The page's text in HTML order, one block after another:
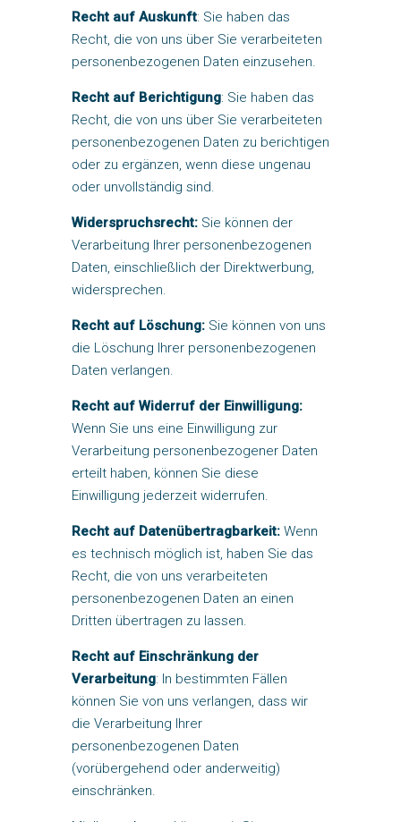
Recht auf Auskunft: Sie haben das
Recht, die von uns über Sie verarbeiteten
personenbezogenen Daten einzusehen.
Recht auf Berichtigung: Sie haben das
Recht, die von uns über Sie verarbeiteten
personenbezogenen Daten zu berichtigen
oder zu ergänzen, wenn diese ungenau
oder unvollständig sind.
Widerspruchsrecht: Sie können der
Verarbeitung Ihrer personenbezogenen
Daten, einschließlich der Direktwerbung,
widersprechen.
Recht auf Löschung: Sie können von uns
die Löschung Ihrer personenbezogenen
Daten verlangen.
Recht auf Widerruf der Einwilligung:
Wenn Sie uns eine Einwilligung zur
Verarbeitung personenbezogener Daten
erteilt haben, können Sie diese
Einwilligung jederzeit widerrufen.
Recht auf Datenübertragbarkeit: Wenn
es technisch möglich ist, haben Sie das
Recht, die von uns verarbeiteten
personenbezogenen Daten an einen
Dritten übertragen zu lassen.
Recht auf Einschränkung der
Verarbeitung: In bestimmten Fällen
können Sie von uns verlangen, dass wir
die Verarbeitung Ihrer
personenbezogenen Daten
(vorübergehend oder anderweitig)
einschränken.